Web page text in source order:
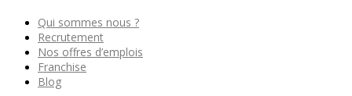
Qui sommes nous ?
Recrutement
Nos offres d’emplois
Franchise
Blog